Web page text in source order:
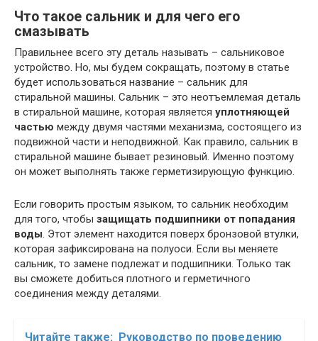
Что такое сальник и для чего его
смазывать
Правильнее всего эту деталь называть – сальниковое
устройство. Но, мы будем сокращать, поэтому в статье
будет использоваться название – сальник для
стиральной машины. Сальник – это неотъемлемая деталь
в стиральной машине, которая является уплотняющей
частью между двумя частями механизма, состоящего из
подвижной части и неподвижной. Как правило, сальник в
стиральной машине бывает резиновый. Именно поэтому
он может выполнять также герметизирующую функцию.
Если говорить простым языком, то сальник необходим
для того, чтобы защищать подшипники от попадания
воды. Этот элемент находится поверх бронзовой втулки,
которая зафиксирована на полуоси. Если вы меняете
сальник, то замене подлежат и подшипники. Только так
вы сможете добиться плотного и герметичного
соединения между деталями.
Читайте также:
Руководство по проведению